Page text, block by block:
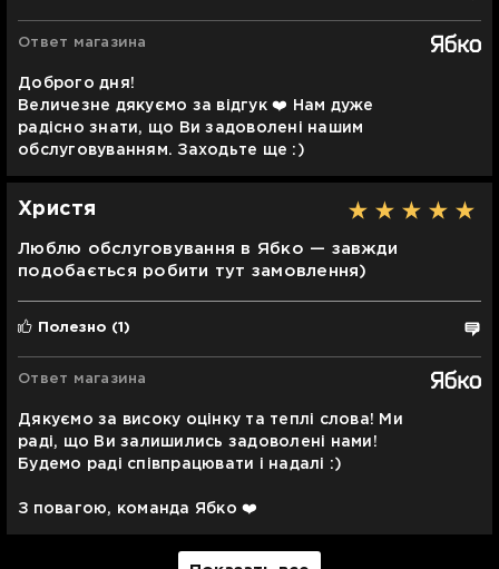
Ответ магазина
Доброго дня!
Величезне дякуємо за відгук ❤️ Нам дуже
радісно знати, що Ви задоволені нашим
обслуговуванням. Заходьте ще :)
Христя
Люблю обслуговування в Ябко — завжди
подобається робити тут замовлення)
Полезно (1)
Ответ магазина
Дякуємо за високу оцінку та теплі слова! Ми
раді, що Ви залишились задоволені нами!
Будемо раді співпрацювати і надалі :)
З повагою, команда Ябко ❤️